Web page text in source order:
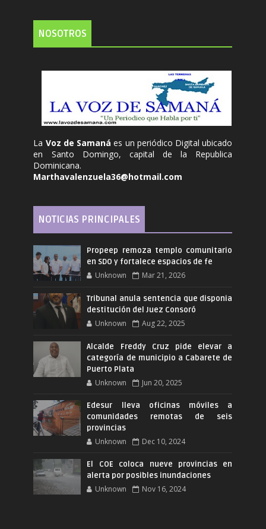
NOSOTROS
La Voz de Samanáes un periódico Digital ubicado
en Santo Domingo, capital de la Republica
Dominicana.
Marthavalenzuela36@hotmail.com
NOTICIAS PRINCIPALES
Propeep remoza templo comunitario
en SDO y fortalece espacios de fe
Unknown Mar 21, 2026
Tribunal anula sentencia que disponia
destitución del Juez Consoró
Unknown Aug 22, 2025
Alcalde Freddy Cruz pide elevar a
categoría de municipio a Cabarete de
Puerto Plata
Unknown Jun 20, 2025
Edesur lleva oficinas móviles a
comunidades remotas de seis
provincias
Unknown Dec 10, 2024
El COE coloca nueve provincias en
alerta por posibles inundaciones
Unknown Nov 16, 2024